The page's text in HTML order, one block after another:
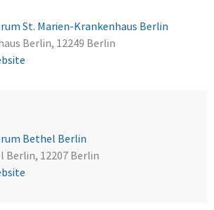
St. Marien-Krankenhaus Berlin
Berlin, 12249 Berlin
Bethel Berlin
Berlin, 12207 Berlin